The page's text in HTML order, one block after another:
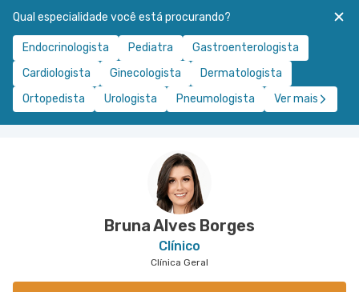
Qual especialidade você está procurando?
Endocrinologista Pediatra
Gastroenterologista
Cardiologista
Ginecologista
Dermatologista
Ortopedista
Urologista Pneumologista Ver mais
Bruna Alves Borges
Clínico
Clínica Geral